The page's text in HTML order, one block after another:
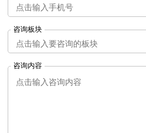
咨询板块
咨询内容